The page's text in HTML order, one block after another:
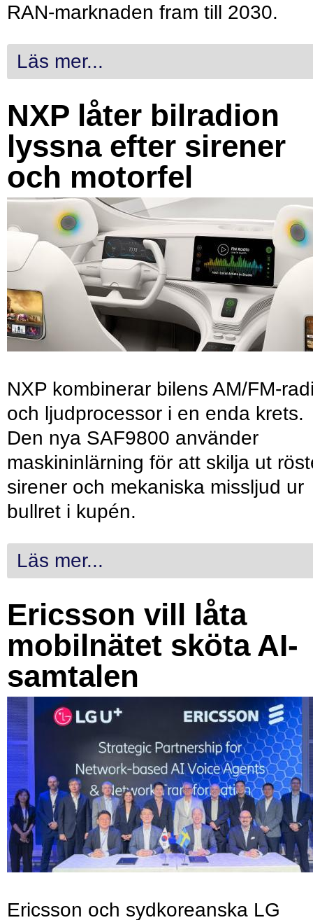
RAN-marknaden fram till 2030.
Läs mer...
NXP låter bilradion
lyssna efter sirener
och motorfel
NXP kombinerar bilens AM/FM-
och ljudprocessor i en enda krets.
Den nya SAF9800 använder
maskininlärning för att skilja ut
sirener och mekaniska missljud ur
bullret i kupén.
Läs mer...
Ericsson vill låta
mobilnätet sköta AI-
samtalen
Ericsson och sydkoreanska LG